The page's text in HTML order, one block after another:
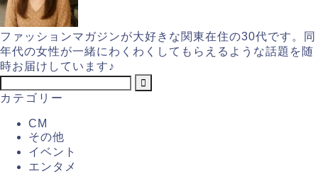
ファッションマガジンが大好きな関東在住の30代です。同
年代の女性が一緒にわくわくしてもらえるような話題を随
時お届けしています♪
カテゴリー
CM
その他
イベント
エンタメ